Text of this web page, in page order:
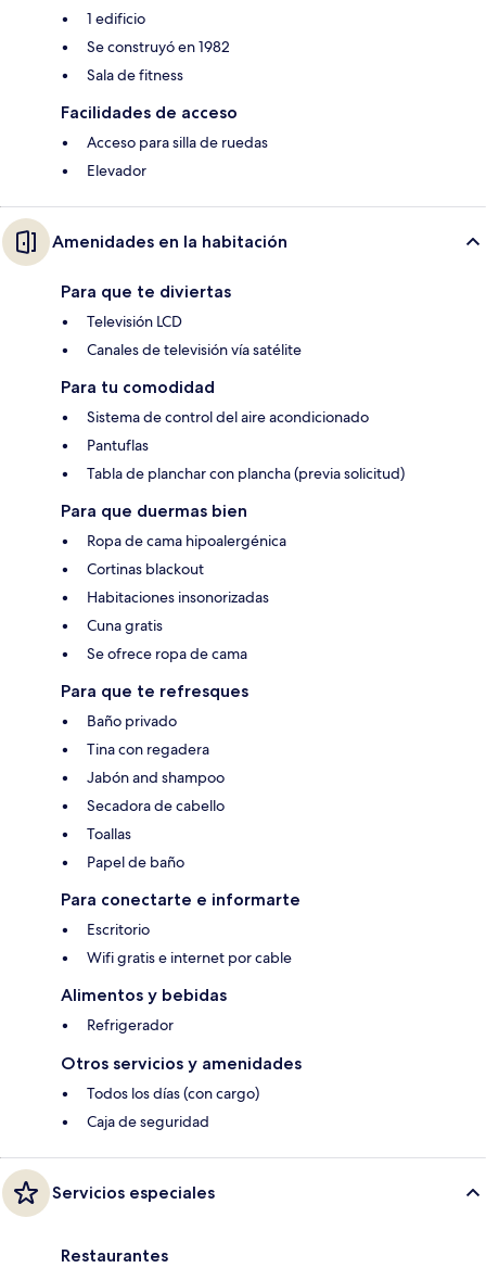
1 edificio
Se construyó en 1982
Sala de fitness
Facilidades de acceso
Acceso para silla de ruedas
Elevador
Amenidades en la habitación
Para que te diviertas
Televisión LCD
Canales de televisión vía satélite
Para tu comodidad
Sistema de control del aire acondicionado
Pantuflas
Tabla de planchar con plancha (previa solicitud)
Para que duermas bien
Ropa de cama hipoalergénica
Cortinas blackout
Habitaciones insonorizadas
Cuna gratis
Se ofrece ropa de cama
Para que te refresques
Baño privado
Tina con regadera
Jabón and shampoo
Secadora de cabello
Toallas
Papel de baño
Para conectarte e informarte
Escritorio
Wifi gratis e internet por cable
Alimentos y bebidas
Refrigerador
Otros servicios y amenidades
Todos los días (con cargo)
Caja de seguridad
Servicios especiales
Restaurantes